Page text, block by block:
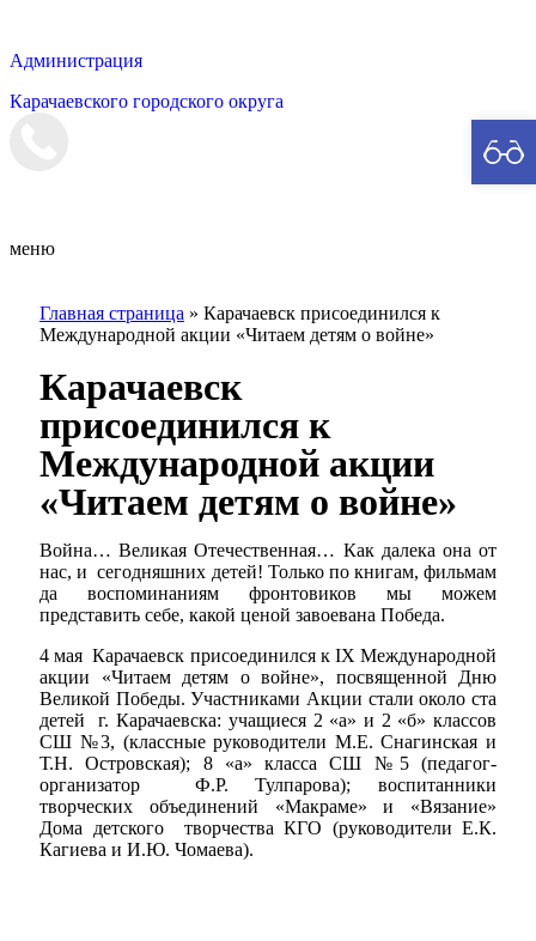
Администрация
Карачаевского городского округа
меню
Главная страница » Карачаевск присоединился к
Международной акции «Читаем детям о войне»
Карачаевск
присоединился к
Международной акции
«Читаем детям о войне»
Война… Великая Отечественная… Как далека она от
нас, и сегодняшних детей! Только по книгам, фильмам
да воспоминаниям фронтовиков мы можем
представить себе, какой ценой завоевана Победа.
4 мая Карачаевск присоединился к ΙХ Международной
акции «Читаем детям о войне», посвященной Дню
Великой Победы. Участниками Акции стали около ста
детей г. Карачаевска: учащиеся 2 «а» и 2 «б» классов
СШ №3, (классные руководители М.Е. Снагинская и
Т.Н. Островская); 8 «а» класса СШ №5 (педагог-
организатор Ф.Р. Тулпарова); воспитанники
творческих объединений «Макраме» и «Вязание»
Дома детского творчества КГО (руководители Е.К.
Кагиева и И.Ю. Чомаева).